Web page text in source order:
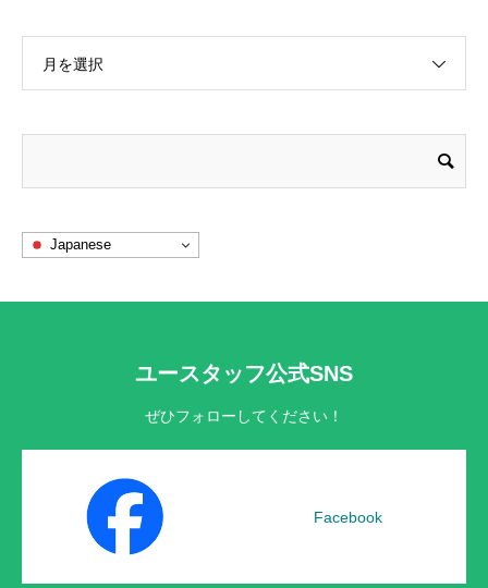
月を選択
Japanese
ユースタッフ公式SNS
ぜひフォローしてください！
Facebook